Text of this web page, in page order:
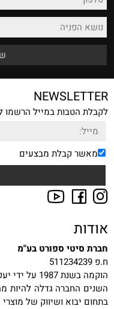
NEWSLETTER
לקבלת הטבות במייל הרשמו
מאשר קבלת מבצעים
אודות
חברת סיטי ספורט בע"מ
ח.פ 511234239
הוקמה
השנים החברה גדלה להיות
בתחום יבוא ושיווק של